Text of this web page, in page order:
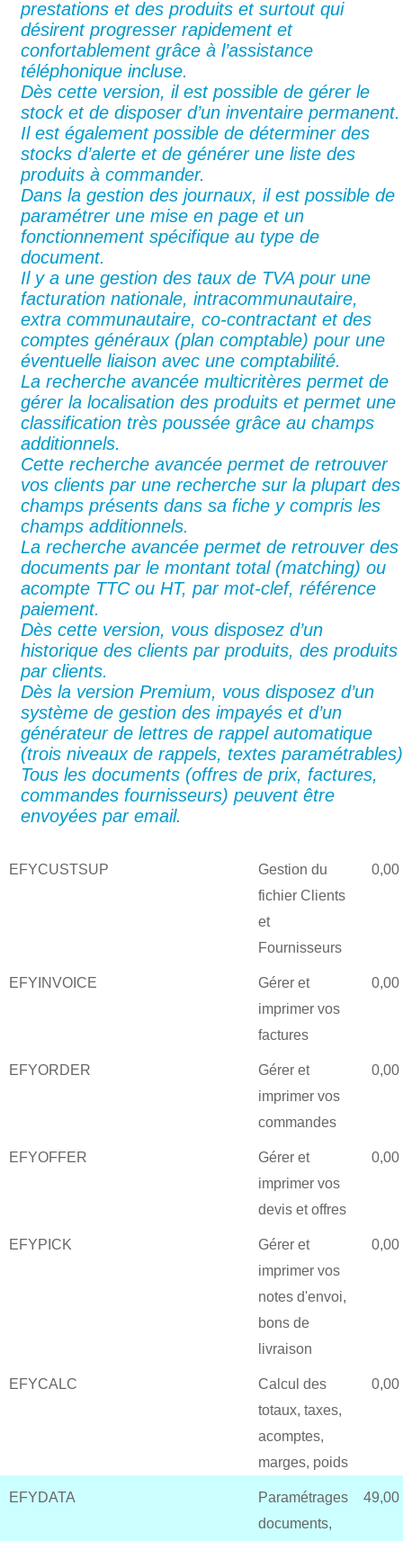
prestations et des produits et surtout qui
désirent progresser rapidement et
confortablement grâce à l’assistance
téléphonique incluse.
Dès cette version, il est possible de gérer le
stock et de disposer d’un inventaire permanent.
Il est également possible de déterminer des
stocks d’alerte et de générer une liste des
produits à commander.
Dans la gestion des journaux, il est possible de
paramétrer une mise en page et un
fonctionnement spécifique au type de
document.
Il y a une gestion des taux de TVA pour une
facturation nationale, intracommunautaire,
extra communautaire, co-contractant et des
comptes généraux (plan comptable) pour une
éventuelle liaison avec une comptabilité.
La recherche avancée multicritères permet de
gérer la localisation des produits et permet une
classification très poussée grâce au champs
additionnels.
Cette recherche avancée permet de retrouver
vos clients par une recherche sur la plupart des
champs présents dans sa fiche y compris les
champs additionnels.
La recherche avancée permet de retrouver des
documents par le montant total (matching) ou
acompte TTC ou HT, par mot-clef, référence
paiement.
Dès cette version, vous disposez d’un
historique des clients par produits, des produits
par clients.
Dès la version Premium, vous disposez d’un
système de gestion des impayés et d’un
générateur de lettres de rappel automatique
(trois niveaux de rappels, textes paramétrables)
Tous les documents (offres de prix, factures,
commandes fournisseurs) peuvent être
envoyées par email.
EFYCUSTSUP
Gestion du
fichier Clients
et
Fournisseurs
0,00
EFYINVOICE
Gérer et
imprimer vos
factures
0,00
EFYORDER
Gérer et
imprimer vos
commandes
0,00
EFYOFFER
Gérer et
imprimer vos
devis et offres
0,00
EFYPICK
Gérer et
imprimer vos
notes d'envoi,
bons de
livraison
0,00
EFYCALC
Calcul des
totaux, taxes,
acomptes,
marges, poids
0,00
EFYDATA
Paramétrages
documents,
49,00